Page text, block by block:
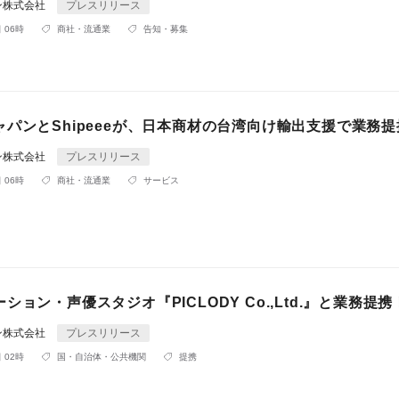
式会社 プレスリリース
06時 商社・流通業 告知・募集
パンとShipeeeが、日本商材の台湾向け輸出支援で業務
式会社 プレスリリース
06時 商社・流通業 サービス
ション・声優スタジオ『PICLODY Co.,Ltd.』と業務提携
式会社 プレスリリース
02時 国・自治体・公共機関 提携